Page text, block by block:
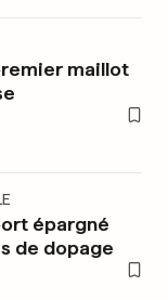
maillot
épargné
de dopage